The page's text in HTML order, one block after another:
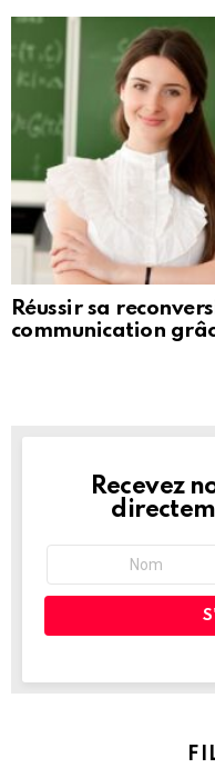
Réussir sa
communication
NEWSLETTER
Recevez